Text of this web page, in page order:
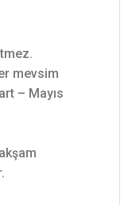
mevsim
– Mayıs